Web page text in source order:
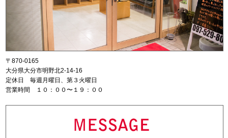
〒870-0165
大分県大分市明野北2-14-16
定休日 毎週月曜日、第３火曜日
営業時間 １０：００〜１９：００